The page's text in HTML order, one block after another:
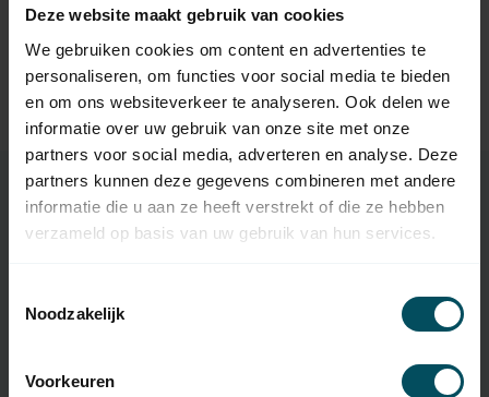
Deze website maakt gebruik van cookies
We gebruiken cookies om content en advertenties te
personaliseren, om functies voor social media te bieden
en om ons websiteverkeer te analyseren. Ook delen we
informatie over uw gebruik van onze site met onze
partners voor social media, adverteren en analyse. Deze
partners kunnen deze gegevens combineren met andere
informatie die u aan ze heeft verstrekt of die ze hebben
verzameld op basis van uw gebruik van hun services.
Noodzakelijk
Voorkeuren
Gerelateerde producten
SIMU
Simu T8 rolluikmotor /
buismotor Simu
Op voorraad
499,95
Specificaties
Artikelnummer